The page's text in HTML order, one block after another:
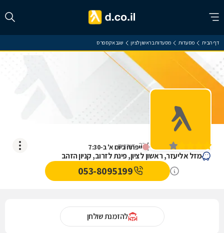
דף הבית מסעדות מסעדות בראשון לציון שגב אקספרס
ייפתח ביום א' ב-7:30
שגב אקספרס
(
4
)
27דירוגים
מזל אליעזר, ראשון לציון, פינת לזרוב, קניון הזהב
053-8095199
להזמנת שולחן